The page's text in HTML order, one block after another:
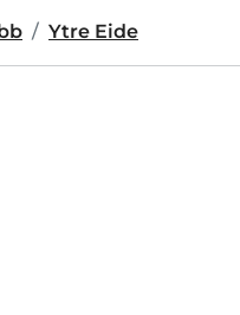
Ytre Eide